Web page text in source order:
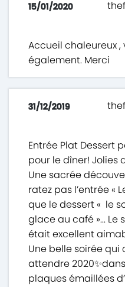
15/01/2020
Accueil chaleureux
également. Merci
31/12/2019
Entrée Plat Dessert
pour le dîner! Jolies
Une sacrée
ratez pas l’entrée «
que le dessert « le
glace au café »...
était excellent
Une belle soirée
attendre
plaques émaillées